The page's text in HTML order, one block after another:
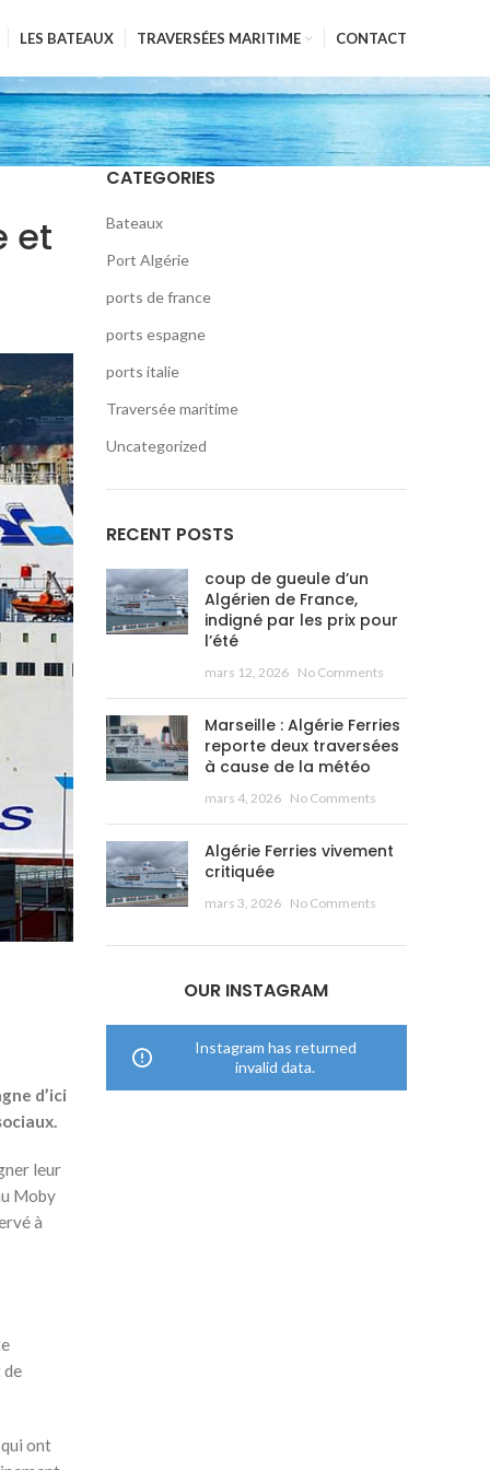
LES BATEAUX TRAVERSÉES MARITIME CONTACT
et
d’ici
leur
Moby
à
de
ont
CATEGORIES
Bateaux
Port Algérie
ports de france
ports espagne
ports italie
Traversée maritime
Uncategorized
RECENT POSTS
coup de gueule d’un
Algérien de France,
indigné par les prix pour
l’été
mars 12, 2026 No Comments
Marseille : Algérie Ferries
reporte deux traversées
à cause de la météo
mars 4, 2026 No Comments
Algérie Ferries vivement
critiquée
mars 3, 2026 No Comments
OUR INSTAGRAM
Instagram has returned
invalid data.